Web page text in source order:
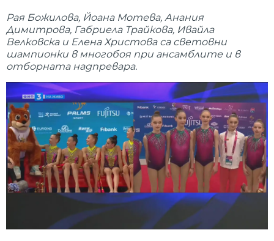
Рая Божилова, Йоана Мотева, Анания
Димитрова, Габриела Трайкова, Ивайла
Велковска и Елена Христова са световни
шампионки в многобоя при ансамблите и в
отборната надпревара.